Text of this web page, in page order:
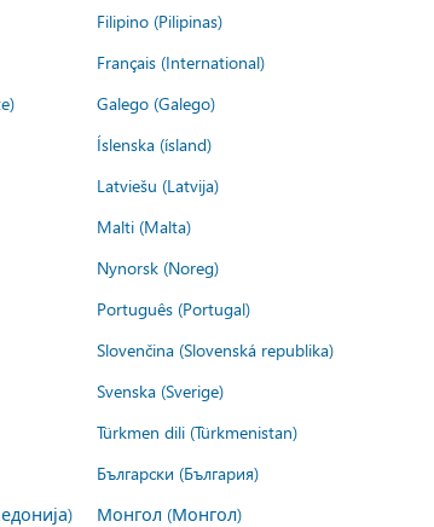
Filipino (Pilipinas)
Français (International)
Galego (Galego)
Íslenska (ísland)
Latviešu (Latvija)
Malti (Malta)
Nynorsk (Noreg)
Português (Portugal)
Slovenčina (Slovenská republika)
Svenska (Sverige)
Türkmen dili (Türkmenistan)
Български (България)
Монгол (Монгол)